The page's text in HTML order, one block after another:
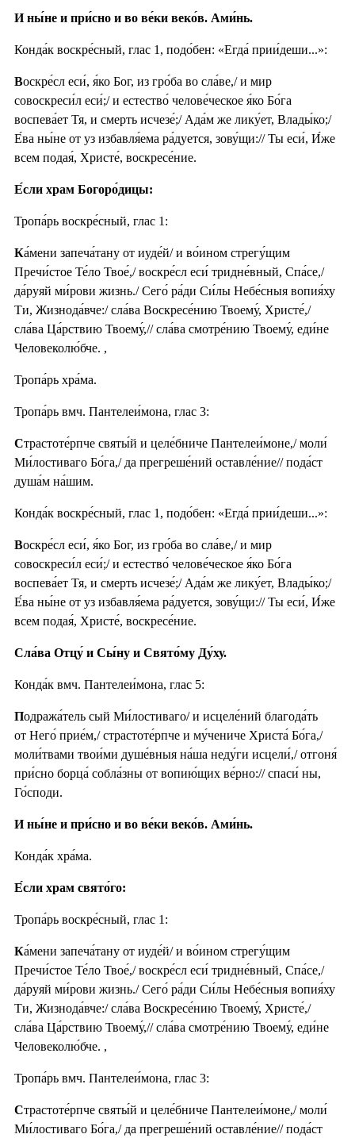
И ны́не и при́сно и во ве́ки веко́в. Ами́нь.
Конда́к воскре́сный, глас 1, подо́бен: «Егда́ прии́деши...»:
Воскре́сл еси́, я́ко Бог, из гро́ба во сла́ве,/ и мир
совоскреси́л еси́;/ и естество́ челове́ческое я́ко Бо́га
воспева́ет Тя, и смерть исчезе́;/ Ада́м же лику́ет, Влады́ко;/
Е́ва ны́не от уз избавля́ема ра́дуется, зову́щи:// Ты еси́, И́же
всем подая́, Христе́, воскресе́ние.
Е́сли храм Богоро́дицы:
Тропа́рь воскре́сный, глас 1:
Ка́мени запеча́тану от иуде́й/ и во́ином стрегу́щим
Пречи́стое Те́ло Твое́,/ воскре́сл еси́ тридне́вный, Спа́се,/
да́руяй ми́рови жизнь./ Сего́ ра́ди Си́лы Небе́сныя вопия́ху
Ти, Жизнода́вче:/ сла́ва Воскресе́нию Твоему́, Христе́,/
сла́ва Ца́рствию Твоему́,// сла́ва смотре́нию Твоему́, еди́не
Человеколю́бче. ,
Тропа́рь хра́ма.
Тропа́рь вмч. Пантелеи́мона, глас 3:
Страстоте́рпче святы́й и целе́бниче Пантелеи́моне,/ моли́
Ми́лостиваго Бо́га,/ да прегреше́ний оставле́ние// пода́ст
душа́м на́шим.
Конда́к воскре́сный, глас 1, подо́бен: «Егда́ прии́деши...»:
Воскре́сл еси́, я́ко Бог, из гро́ба во сла́ве,/ и мир
совоскреси́л еси́;/ и естество́ челове́ческое я́ко Бо́га
воспева́ет Тя, и смерть исчезе́;/ Ада́м же лику́ет, Влады́ко;/
Е́ва ны́не от уз избавля́ема ра́дуется, зову́щи:// Ты еси́, И́же
всем подая́, Христе́, воскресе́ние.
Сла́ва Отцу́ и Сы́ну и Свято́му Ду́ху.
Конда́к вмч. Пантелеи́мона, глас 5:
Подража́тель сый Ми́лостиваго/ и исцеле́ний благода́ть
от Него́ прие́м,/ страстоте́рпче и му́чениче Христа́ Бо́га,/
моли́твами твои́ми душе́вныя на́ша неду́ги исцели́,/ отгоня́
при́сно борца́ собла́зны от вопию́щих ве́рно:// спаси́ ны,
Го́споди.
И ны́не и при́сно и во ве́ки веко́в. Ами́нь.
Конда́к хра́ма.
Е́сли храм свято́го:
Тропа́рь воскре́сный, глас 1:
Ка́мени запеча́тану от иуде́й/ и во́ином стрегу́щим
Пречи́стое Те́ло Твое́,/ воскре́сл еси́ тридне́вный, Спа́се,/
да́руяй ми́рови жизнь./ Сего́ ра́ди Си́лы Небе́сныя вопия́ху
Ти, Жизнода́вче:/ сла́ва Воскресе́нию Твоему́, Христе́,/
сла́ва Ца́рствию Твоему́,// сла́ва смотре́нию Твоему́, еди́не
Человеколю́бче. ,
Тропа́рь вмч. Пантелеи́мона, глас 3:
Страстоте́рпче святы́й и целе́бниче Пантелеи́моне,/ моли́
Ми́лостиваго Бо́га,/ да прегреше́ний оставле́ние// пода́ст